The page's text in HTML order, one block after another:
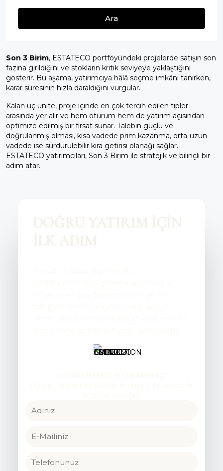
Ara
Son 3 Birim, ESTATECO portföyündeki projelerde satışın son
fazına girildiğini ve stokların kritik seviyeye yaklaştığını
gösterir. Bu aşama, yatırımcıya hâlâ seçme imkânı tanırken,
karar süresinin hızla daraldığını vurgular.
Kalan üç ünite, proje içinde en çok tercih edilen tipler
arasında yer alır ve hem oturum hem de yatırım açısından
optimize edilmiş bir fırsat sunar. Talebin güçlü ve
doğrulanmış olması, kısa vadede prim kazanma, orta-uzun
vadede ise sürdürülebilir kira getirisi olanağı sağlar.
ESTATECO yatırımcıları, Son 3 Birim ile stratejik ve bilinçli bir
adım atar.